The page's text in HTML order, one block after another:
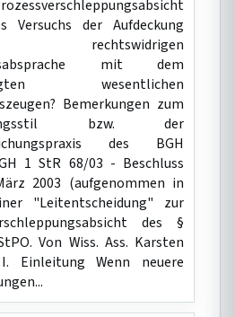
Versuchs der Aufdeckung
rechtswidrigen
mit dem
wesentlichen
Bemerkungen zum
bzw. der
des BGH
1 StR 68/03 - Beschluss
2003 (aufgenommen in
"Leitentscheidung" zur
des §
Von Wiss. Ass. Karsten
Einleitung Wenn neuere